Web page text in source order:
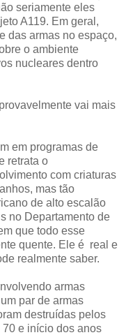
seriamente eles
A119. Em geral,
das armas no espaço,
o ambiente
nucleares dentro
vai mais
em programas de
retrata o
com criaturas
mas tão
de alto escalão
no Departamento de
que todo esse
quente. Ele é real e
realmente saber.
armas
par de armas
destruídas pelos
70 e início dos anos